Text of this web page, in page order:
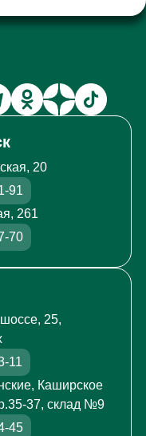
20
91
261
70
25,
11
Каширское
37, склад №9
45